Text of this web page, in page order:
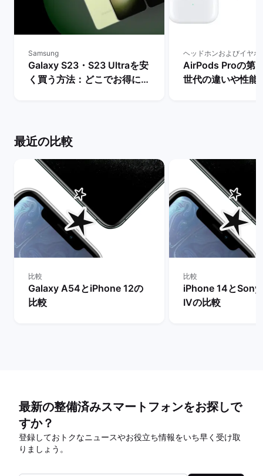
Samsung
Galaxy S23・S23 Ultraを安
く買う方法：どこでお得に購
ヘッドホンおよびイヤホ
AirPods Proの第2
世代の違いや性能
最近の比較
比較
Galaxy A54とiPhone 12の
比較
比較
iPhone 14とSony
IVの比較
最新の整備済みスマートフォンをお探しで
すか？
登録しておトクなニュースやお役立ち情報をいち早く受け取
りましょう。